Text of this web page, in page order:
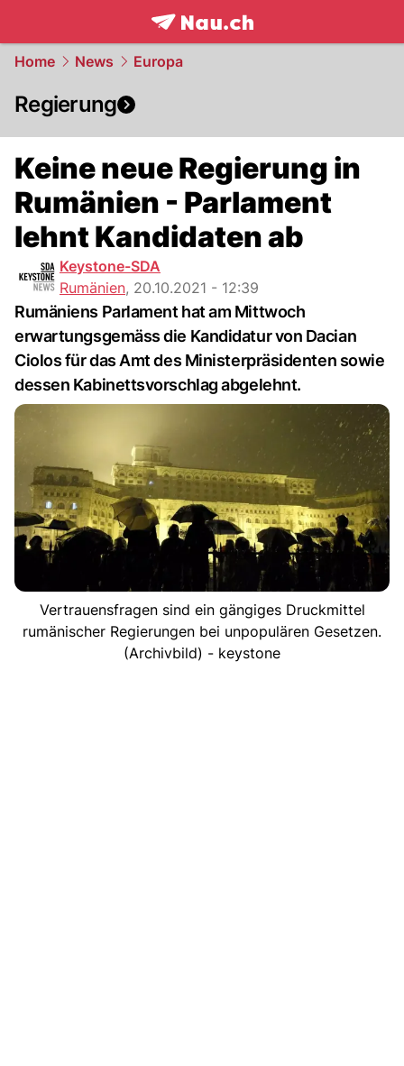
frontpage.NAU.ch
Home News Europa
Regierung
Keine neue Regierung in
Rumänien - Parlament
lehnt Kandidaten ab
Keystone-SDA
Rumänien, 20.10.2021 - 12:39
Rumäniens Parlament hat am Mittwoch
erwartungsgemäss die Kandidatur von Dacian
Ciolos für das Amt des Ministerpräsidenten sowie
dessen Kabinettsvorschlag abgelehnt.
Vertrauensfragen sind ein gängiges Druckmittel
rumänischer Regierungen bei unpopulären Gesetzen.
(Archivbild) - keystone